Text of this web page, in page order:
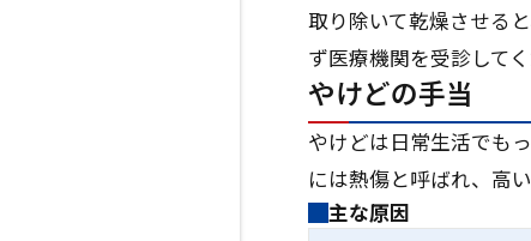
取り除いて乾燥させる
ず医療機関を受診してく
やけどの手当
やけどは日常生活でも
には熱傷と呼ばれ、高
主な原因